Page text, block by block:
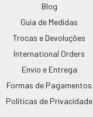
Blog
Guia de Medidas
Trocas e Devoluções
International Orders
Envio e Entrega
Formas de Pagamentos
Políticas de Privacidade